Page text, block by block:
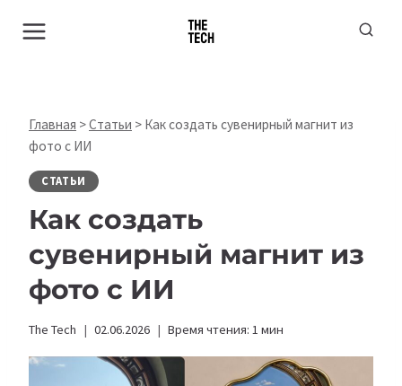
Главная >Статьи > Как создать сувенирный магнит из
фото с ИИ
СТАТЬИ
Как создать
сувенирный магнит из
фото с ИИ
The Tech 02.06.2026 Время чтения: 1 мин